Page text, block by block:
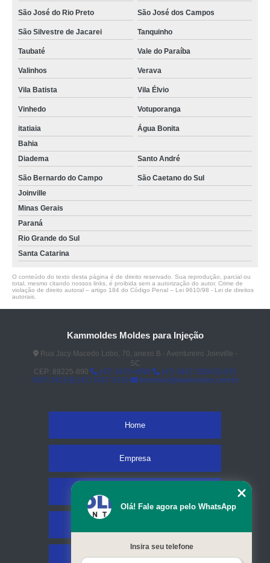
São José do Rio Preto São José dos Campos
São Silvestre de Jacarei Tanquinho
Taubaté Vale do Paraíba
Valinhos Verava
Vila Batista Vila Élvio
Vinhedo Votuporanga
itatiaia
Água Bonita
Bahia
Diadema
Santo André
São Bernardo do Campo
São Caetano do Sul
Joinville
Minas Gerais
Paraná
Rio Grande do Sul
Santa Catarina
O conteúdo do texto desta página é de direito reservado. Sua reprodução, parcial ou
total, mesmo citando nossos links, é proibida sem a autorização do autor. Crime de
violação de direito autoral – artigo 184 do Código Penal – Lei 9610/98 - Lei de direitos
autorais
Kammoldes Moldes para Injeção
Rua Jacy Macedo Lobo, 70, anexo B - Aventureiro Joinville -
SC
CEP: 89225-890
(47) 3425-4098 (47) 3427-3206
(47)
3437-2419
(47) 3437-2419 fernando@kammoldes.com.br
Home
Empresa
Contato
Olá! Fale agora pelo WhatsApp
Insira seu telefone